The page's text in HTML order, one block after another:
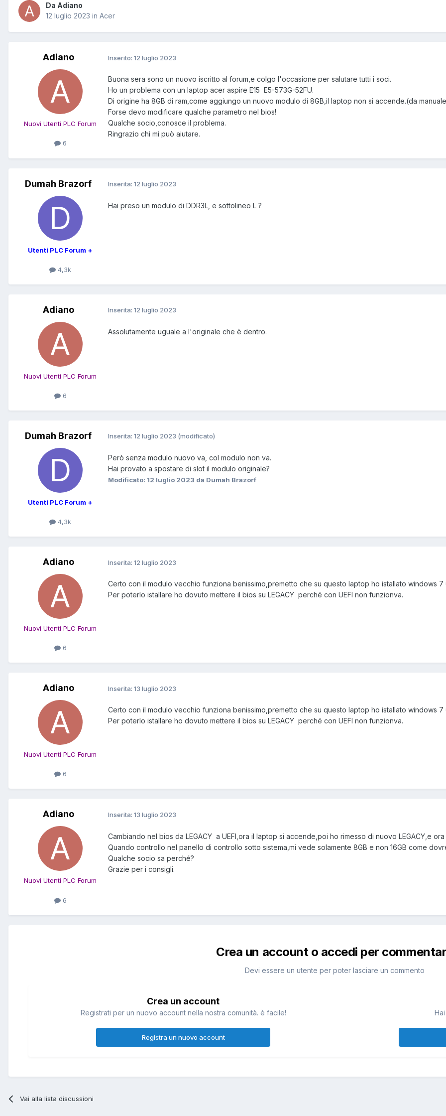
Da Adiano
12 luglio 2023 in Acer
Adiano
Nuovi Utenti PLC Forum
6
Inserito: 12 luglio 2023
Buona sera sono un nuovo iscritto al forum,e colgo l'occasione per salutare tutti i soci.
Ho un problema con un laptop acer aspire E15 E5-573G-52FU.
Di origine ha 8GB di ram,come aggiungo un nuovo modulo di 8GB,il laptop non si accende.(da
Forse devo modificare qualche parametro nel bios!
Qualche socio,conosce il problema.
Ringrazio chi mi può aiutare.
Dumah Brazorf
Utenti PLC Forum +
4,3k
Inserita: 12 luglio 2023
Hai preso un modulo di DDR3L, e sottolineo L ?
Adiano
Nuovi Utenti PLC Forum
6
Inserita: 12 luglio 2023
Assolutamente uguale a l'originale che è dentro.
Dumah Brazorf
Utenti PLC Forum +
4,3k
Inserita: 12 luglio 2023 (modificato)
Però senza modulo nuovo va, col modulo non va.
Hai provato a spostare di slot il modulo originale?
Modificato: 12 luglio 2023 da Dumah Brazorf
Adiano
Nuovi Utenti PLC Forum
6
Inserita: 12 luglio 2023
Certo con il modulo vecchio funziona benissimo,premetto che su questo laptop ho istallato windows
Per poterlo istallare ho dovuto mettere il bios su LEGACY perché con UEFI non funzionva.
Adiano
Nuovi Utenti PLC Forum
6
Inserita: 13 luglio 2023
Certo con il modulo vecchio funziona benissimo,premetto che su questo laptop ho istallato windows
Per poterlo istallare ho dovuto mettere il bios su LEGACY perché con UEFI non funzionva.
Adiano
Nuovi Utenti PLC Forum
6
Inserita: 13 luglio 2023
Cambiando nel bios da LEGACY a UEFI,ora il laptop si accende,poi ho rimesso di nuovo LEGACY,e
Quando controllo nel panello di controllo sotto sistema,mi vede solamente 8GB e non 16GB come
Qualche socio sa perché?
Grazie per i consigli.
Crea un account o accedi per
Devi essere un utente per poter lasciare un commento
Crea un account
Registrati per un nuovo account nella nostra comunità. è facile!
Registra un nuovo account
Vai alla lista discussioni